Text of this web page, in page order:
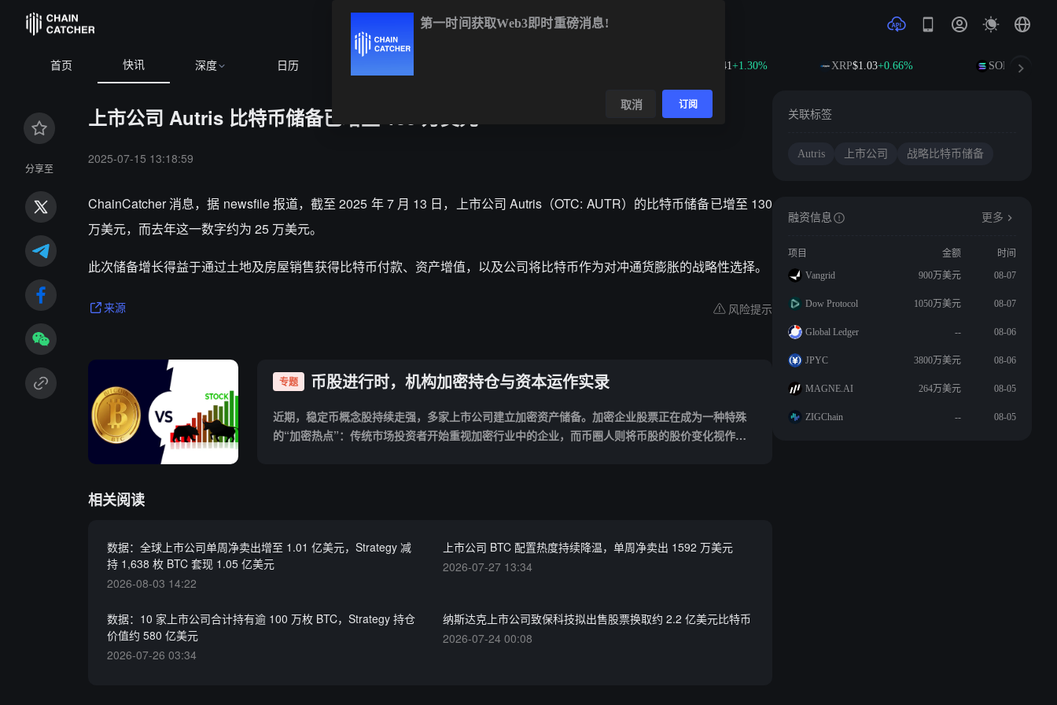
首页 快讯 深度 日历 $594.41+1.30% XRP$1.03+0.66% SOL $74.67
分享至
上市公司 Autris 比特币储备已增至 130 万美元
2025-07-15 13:18:59
ChainCatcher 消息，据 newsfile 报道，截至 2025 年 7 月 13 日，上市公司 Autris（OTC: AUTR）的比特币储备已增至 130
万美元，而去年这一数字约为 25 万美元。
此次储备增长得益于通过土地及房屋销售获得比特币付款、资产增值，以及公司将比特币作为对冲通货膨胀的战略性选择。
来源 风险提示
专题 币股进行时，机构加密持仓与资本运作实录
近期，稳定币概念股持续走强，多家上市公司建立加密资产储备。加密企业股票正在成为一种特殊
的“加密热点”：传统市场投资者开始重视加密行业中的企业，而币圈人则将币股的股价变化视作市
相关阅读
数据：全球上市公司单周净卖出增至 1.01 亿美元，Strategy 减
持 1,638 枚 BTC 套现 1.05 亿美元
2026-08-03 14:22
上市公司 BTC 配置热度持续降温，单周净卖出 1592 万美元
2026-07-27 13:34
数据：10 家上市公司合计持有逾 100 万枚 BTC，Strategy 持仓
价值约 580 亿美元
2026-07-26 03:34
纳斯达克上市公司致保科技拟出售股票换取约 2.2 亿美元比特币
2026-07-24 00:08
关联标签
Autris 上市公司 战略比特币储备
融资信息 更多
项目 金额
时间
Vangrid
900万美元 08-07
Dow Protocol 1050万美元 08-07
Global Ledger -- 08-06
JPYC 3800万美元 08-06
MAGNE.AI 264万美元 08-05
ZIGChain -- 08-05
第一时间获取Web3即时重磅消息!
取消 订阅